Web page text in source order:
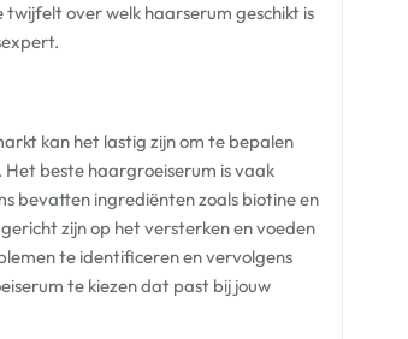
over welk haarserum geschikt is
kan het lastig zijn om te bepalen
beste haargroeiserum is vaak
bevatten ingrediënten zoals biotine en
zijn op het versterken en voeden
te identificeren en vervolgens
te kiezen dat past bij jouw